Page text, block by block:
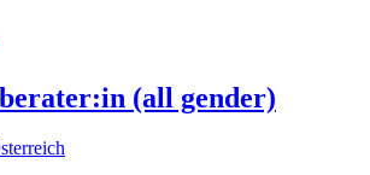
(all gender)